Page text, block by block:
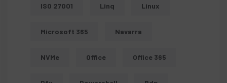
ISO 27001 Linq Linux
Microsoft 365 Navarra
NVMe Office Office 365